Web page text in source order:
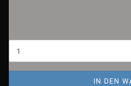
IN DEN